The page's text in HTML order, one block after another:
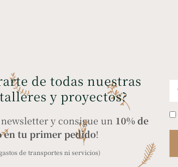
de todas nuestras
y proyectos?
y consigue un 10% de
en tu primer pedido!
de transportes ni servicios)